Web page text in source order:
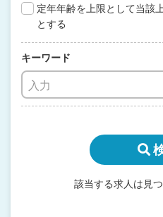
定年年齢を上限として当該
とする
キーワード
該当する求人は見